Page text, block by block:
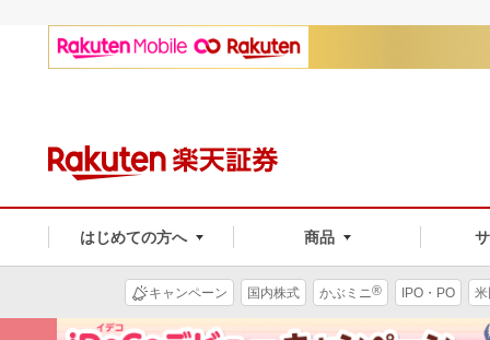
はじめての方へ 商品
キャンペーン 国内株式 かぶミニ® IPO・PO